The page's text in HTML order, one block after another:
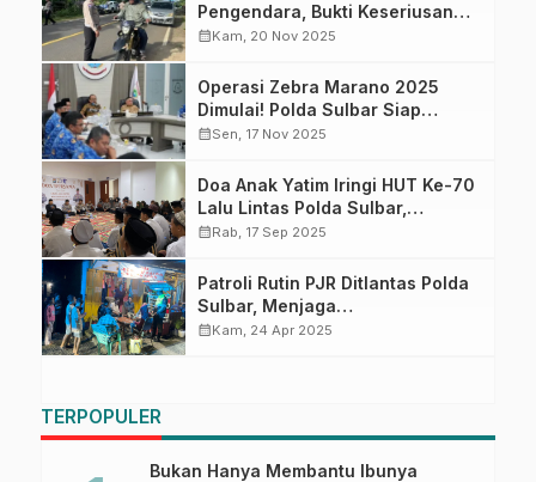
Pengendara, Bukti Keseriusan
Polda Sulbar Tegakkan
calendar_monthKam, 20 Nov 2025
Operasi Zebra Marano 2025
Dimulai! Polda Sulbar Siap
Wujudkan Kamseltibcarlantas
calendar_monthSen, 17 Nov 2025
Doa Anak Yatim Iringi HUT Ke-70
Lalu Lintas Polda Sulbar,
Kamseltibcarlantas Jadi Harapan
calendar_monthRab, 17 Sep 2025
Patroli Rutin PJR Ditlantas Polda
Sulbar, Menjaga
Kamseltibcarlantas di Mamuju
calendar_monthKam, 24 Apr 2025
TERPOPULER
Bukan Hanya Membantu Ibunya